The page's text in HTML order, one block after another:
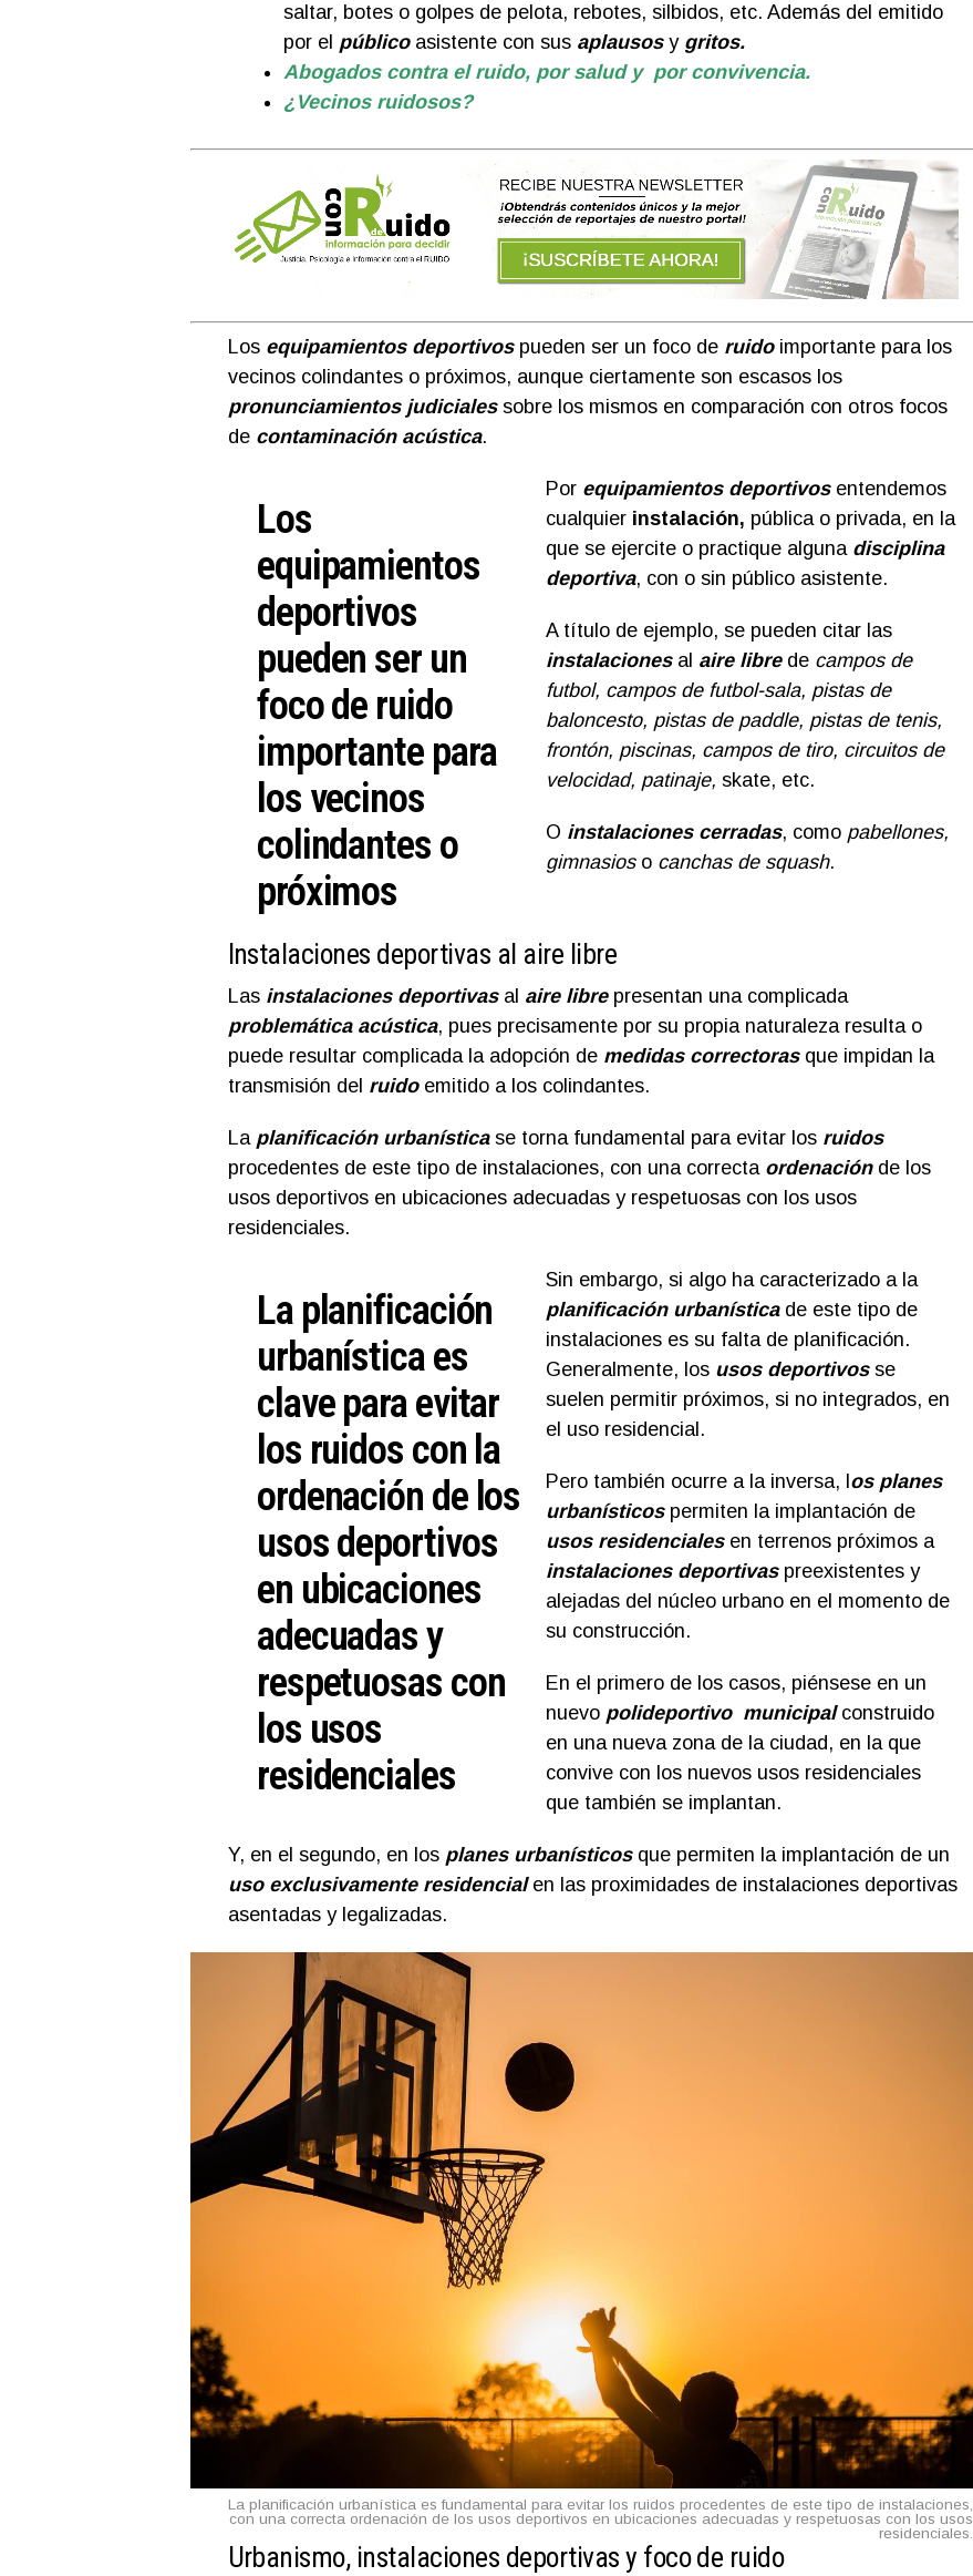
saltar, botes o golpes de pelota, rebotes, silbidos, etc. Además del emitido
por el públicoasistente con sus aplausosy gritos.
Abogados contra el ruido, por salud y por convivencia.
¿Vecinos ruidosos?
Los equipamientos deportivospueden ser un foco de ruidoimportante para los
vecinos colindantes o próximos, aunque ciertamente son escasos los
pronunciamientos judicialessobre los mismos en comparación con otros focos
de contaminación acústica.
Los
equipamientos
deportivos
pueden ser un
foco de ruido
importante para
los vecinos
colindantes o
próximos
Por equipamientos deportivosentendemos
cualquier instalación, pública o privada, en la
que se ejercite o practique alguna disciplina
deportiva, con o sin público asistente.
A título de ejemplo, se pueden citar las
instalacionesal aire librede campos de
futbol, campos de futbol-sala, pistas de
baloncesto, pistas de paddle, pistas de tenis,
frontón, piscinas, campos de tiro, circuitos de
velocidad, patinaje, skate, etc.
O instalaciones cerradas, como pabellones,
gimnasioso canchas de squash.
Instalaciones deportivas al aire libre
Las instalaciones deportivasal aire librepresentan una complicada
problemática acústica, pues precisamente por su propia naturaleza resulta o
puede resultar complicada la adopción de medidas correctorasque impidan la
transmisión del ruido emitido a los colindantes.
La planificación urbanísticase torna fundamental para evitar los ruidos
procedentes de este tipo de instalaciones, con una correcta ordenaciónde los
usos deportivos en ubicaciones adecuadas y respetuosas con los usos
residenciales.
La planificación
urbanística es
clave para evitar
los ruidos con la
ordenación de los
usos deportivos
en ubicaciones
adecuadas y
respetuosas con
los usos
residenciales
Sin embargo, si algo ha caracterizado a la
planificación urbanística de este tipo de
instalaciones es su falta de planificación.
Generalmente, los usos deportivos se
suelen permitir próximos, si no integrados, en
el uso residencial.
Pero también ocurre a la inversa, los planes
urbanísticospermiten la implantación de
usos residencialesen terrenos próximos a
instalaciones deportivaspreexistentes y
alejadas del núcleo urbano en el momento de
su construcción.
En el primero de los casos, piénsese en un
nuevo polideportivo municipal construido
en una nueva zona de la ciudad, en la que
convive con los nuevos usos residenciales
que también se implantan.
Y, en el segundo, en los planes urbanísticos que permiten la implantación de un
uso exclusivamente residencial en las proximidades de instalaciones deportivas
asentadas y legalizadas.
La planificación urbanística es fundamental para evitar los ruidos procedentes de este tipo de instalaciones,
con una correcta ordenación de los usos deportivos en ubicaciones adecuadas y respetuosas con los usos
residenciales.
Urbanismo, instalaciones deportivas y foco de ruido